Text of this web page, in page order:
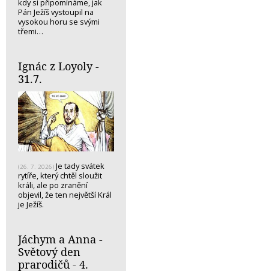
kdy si připomínáme, jak
Pán Ježíš vystoupil na
vysokou horu se svými
třemi…
Ignác z Loyoly -
31.7.
(26. 7. 2026) Je tady svátek
rytíře, který chtěl sloužit
králi, ale po zranění
objevil, že ten největší Král
je Ježíš.
Jáchym a Anna -
Světový den
prarodičů - 4.